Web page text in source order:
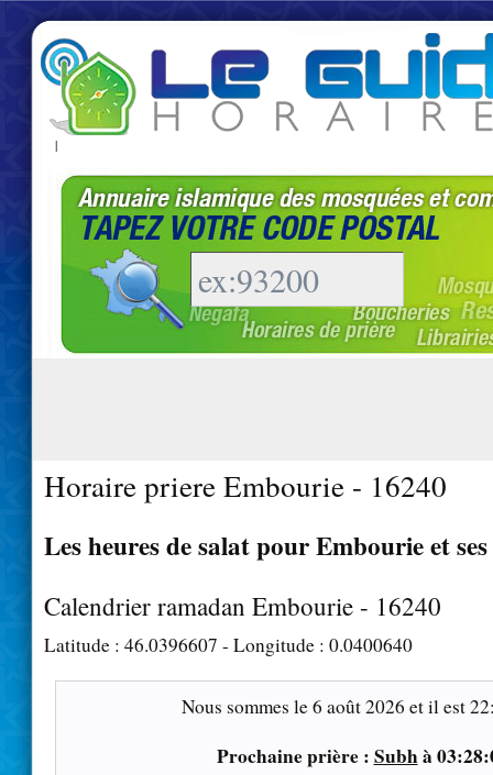
|
Horaire priere Embourie - 16240
Les heures de salat pour Embourie et
Calendrier ramadan Embourie - 16240
Latitude : 46.0396607 - Longitude : 0.0400640
Nous sommes le6 août 2026 et il est
Prochaine prière : Subhà